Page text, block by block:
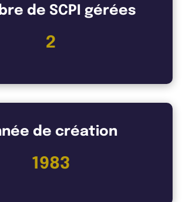
de SCPI gérées
2
de création
1983